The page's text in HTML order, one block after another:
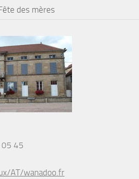
des mères
45
AT/wanadoo.fr